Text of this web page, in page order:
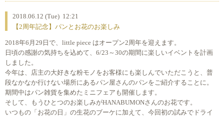
2018.06.12 (Tue) 12:21
【2周年記念】パンとお花のお楽しみ
2018年6月29日で、little piece はオープン2周年を迎えます。
日頃の感謝の気持ちを込めて、6/23～30の期間に楽しいイベントを計画
しました。
今年は、店主の大好きな粉モノをお客様にも楽しんでいただこうと、普
段なかなか行けない場所にあるパン屋さんのパンをご紹介することに。
期間中はパン雑貨を集めたミニフェアも開催します。
そして、もうひとつのお楽しみがHANABUMONさんのお花です。
いつもの「お花の日」の生花のブーケに加えて、今回初の試みでドライ